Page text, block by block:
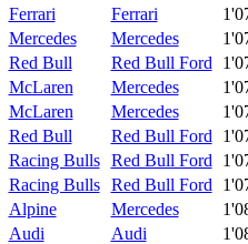
Ferrari Ferrari
Mercedes Mercedes
Red Bull Red Bull Ford
McLaren Mercedes
McLaren Mercedes
Red Bull Red Bull Ford
Racing Bulls Red Bull Ford
Racing Bulls Red Bull Ford
Alpine Mercedes
Audi Audi